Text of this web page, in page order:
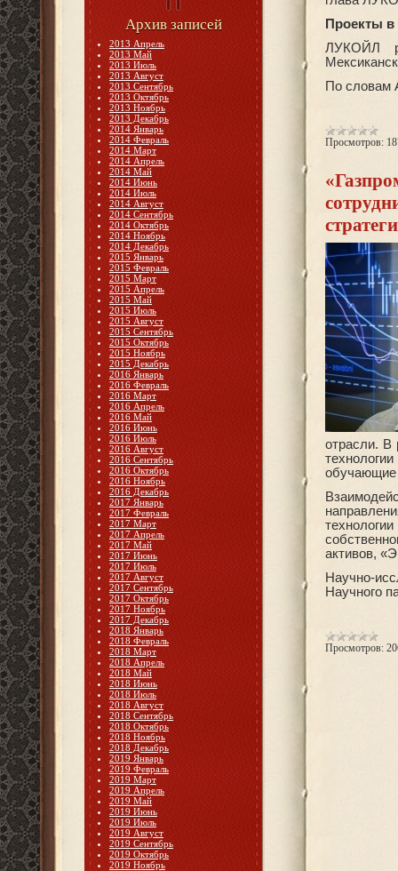
Архив записей
2013 Апрель
2013 Май
2013 Июль
2013 Август
2013 Сентябрь
2013 Октябрь
2013 Ноябрь
2013 Декабрь
2014 Январь
2014 Февраль
2014 Март
2014 Апрель
2014 Май
2014 Июнь
2014 Июль
2014 Август
2014 Сентябрь
2014 Октябрь
2014 Ноябрь
2014 Декабрь
2015 Январь
2015 Февраль
2015 Март
2015 Апрель
2015 Май
2015 Июль
2015 Август
2015 Сентябрь
2015 Октябрь
2015 Ноябрь
2015 Декабрь
2016 Январь
2016 Февраль
2016 Март
2016 Апрель
2016 Май
2016 Июнь
2016 Июль
2016 Август
2016 Сентябрь
2016 Октябрь
2016 Ноябрь
2016 Декабрь
2017 Январь
2017 Февраль
2017 Март
2017 Апрель
2017 Май
2017 Июнь
2017 Июль
2017 Август
2017 Сентябрь
2017 Октябрь
2017 Ноябрь
2017 Декабрь
2018 Январь
2018 Февраль
2018 Март
2018 Апрель
2018 Май
2018 Июнь
2018 Июль
2018 Август
2018 Сентябрь
2018 Октябрь
2018 Ноябрь
2018 Декабрь
2019 Январь
2019 Февраль
2019 Март
2019 Апрель
2019 Май
2019 Июнь
2019 Июль
2019 Август
2019 Сентябрь
2019 Октябрь
2019 Ноябрь
Проекты в
ЛУКОЙЛ
По словам
Просмотров:
отрасли. В
обучающие
активов,
Научно-
Научного
Просмотров: